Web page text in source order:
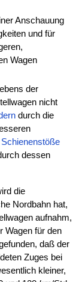
Anschauung
und für
Wagen
der
nicht
durch die
Schienenstöße
dessen
die
Nordbahn hat,
aufnahm,
Wagen für den
daß der
Zuges bei
kleiner,